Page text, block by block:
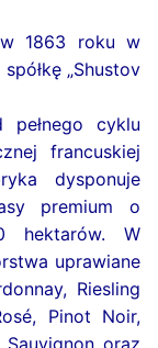
w 1863 roku w
„Shustov
pełnego cyklu
francuskiej
dysponuje
premium o
hektarów. W
uprawiane
Riesling
Pinot Noir,